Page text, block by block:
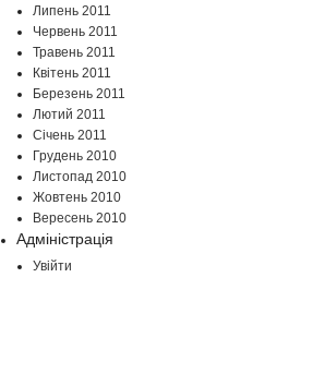
Липень 2011
Червень 2011
Травень 2011
Квітень 2011
Березень 2011
Лютий 2011
Січень 2011
Грудень 2010
Листопад 2010
Жовтень 2010
Вересень 2010
Адміністрація
Увійти